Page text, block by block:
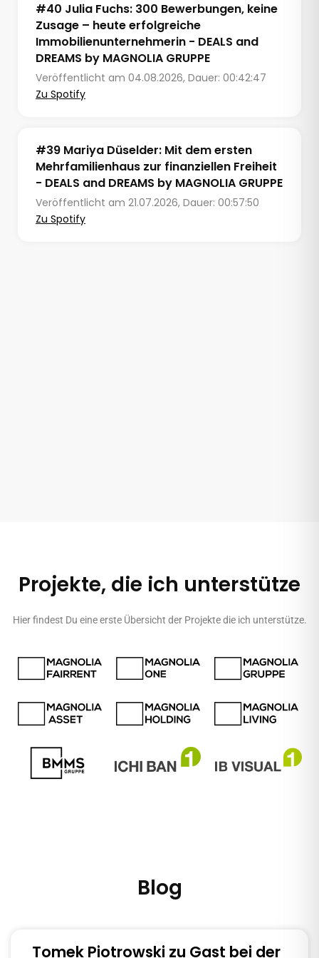
#40 Julia Fuchs: 300 Bewerbungen, keine
Zusage – heute erfolgreiche
Immobilienunternehmerin - DEALS and
DREAMS by MAGNOLIA GRUPPE
Veröffentlicht am 04.08.2026, Dauer: 00:42:47
Zu Spotify
#39 Mariya Düselder: Mit dem ersten
Mehrfamilienhaus zur finanziellen Freiheit
- DEALS and DREAMS by MAGNOLIA GRUPPE
Veröffentlicht am 21.07.2026, Dauer: 00:57:50
Zu Spotify
Projekte, die ich unterstütze
Hier findest Du eine erste Übersicht der Projekte die ich unterstütze.
Blog
Tomek Piotrowski zu Gast bei der